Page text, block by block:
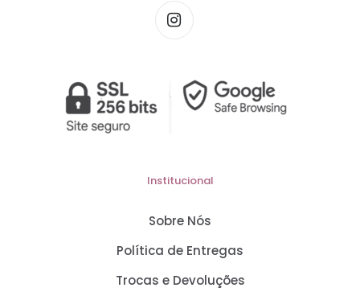
Institucional
Sobre Nós
Política de Entregas
Trocas e Devoluções